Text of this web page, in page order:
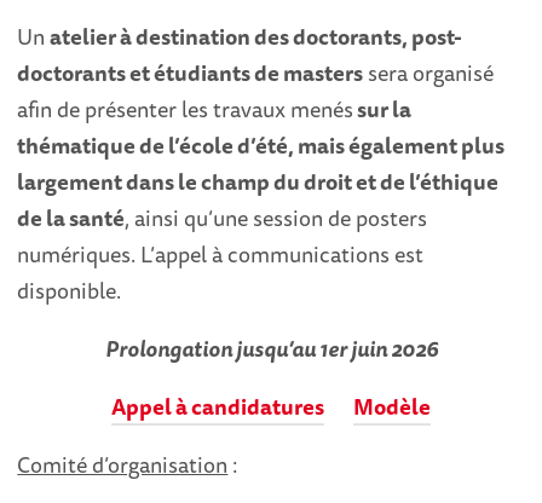
Unatelier à destination des doctorants, post-
doctorants et étudiants de masterssera organisé
afin de présenter les travaux menéssur la
thématique de l’école d’été, mais également plus
largement dans le champ du droit et de l’éthique
de la santé, ainsi qu’une session de posters
numériques. L’appel à communications est
disponible.
Prolongation jusqu’au 1er juin 2026
Appel à candidatures
Modèle
Comité d’organisation :